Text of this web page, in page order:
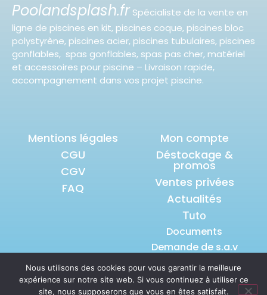
Poolandsplash.fr Spécialiste de la vente en
ligne de piscines en kit, piscines coque, piscines bloc
polystyrène, piscines acier, piscines tubulaires, piscines
gonflables, spas gonflables, spas pas cher, matériel
et accessoires pour piscine – Livraison rapide,
accompagnement dans vos projet piscine.
Mentions légales
CGU
CGV
FAQ
Mon compte
Déstockage &
promos
Ventes privées
Actualités
Tuto
Documents
Demande de s.a.v
© 2026 tous droits réservés S.A.S
Nous utilisons des cookies pour vous garantir la meilleure
expérience sur notre site web. Si vous continuez à utiliser ce
site, nous supposerons que vous en êtes satisfait.